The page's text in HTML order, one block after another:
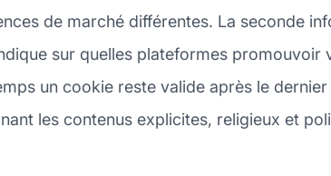
de marché différentes. La seconde
sur quelles plateformes promouvoir
un cookie reste valide après le dernier
les contenus explicites, religieux et